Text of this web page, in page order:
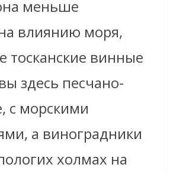
меньше
влиянию моря,
тосканские винные
здесь песчано-
с морскими
а виноградники
холмах на